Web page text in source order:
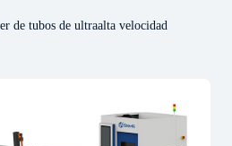
de tubos de ultraalta velocidad